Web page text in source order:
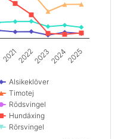
Alsikeklöver
Timotej
Rödsvingel
Hundäxing
Rörsvingel
20212022202320242025